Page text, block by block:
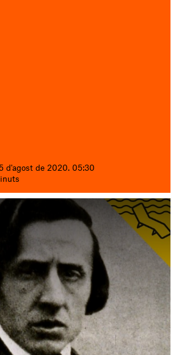
d'agost de 2020. 05:30